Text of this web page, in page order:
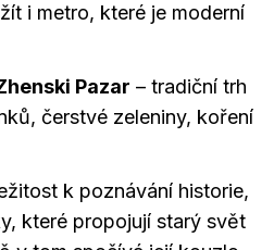
i metro, které je moderní
Pazar – tradiční trh
čerstvé zeleniny, koření
k poznávání historie,
které propojují starý svět